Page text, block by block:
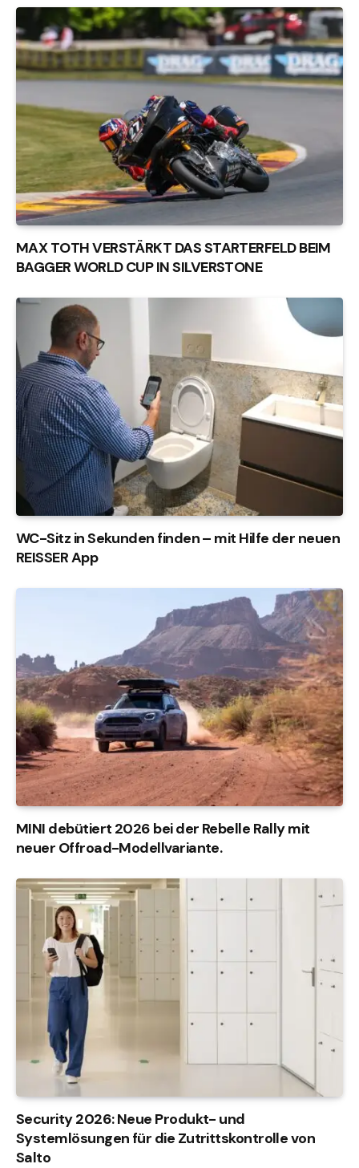
MAX TOTH VERSTÄRKT DAS STARTERFELD BEIM
BAGGER WORLD CUP IN SILVERSTONE
WC-Sitz in Sekunden finden – mit Hilfe der neuen
REISSER App
MINI debütiert 2026 bei der Rebelle Rally mit
neuer Offroad-Modellvariante.
Security 2026: Neue Produkt- und
Systemlösungen für die Zutrittskontrolle von
Salto